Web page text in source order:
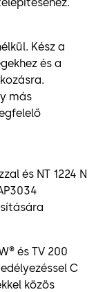
Kész a
és a
más
és NT 1224 N
és TV 200
C
közös